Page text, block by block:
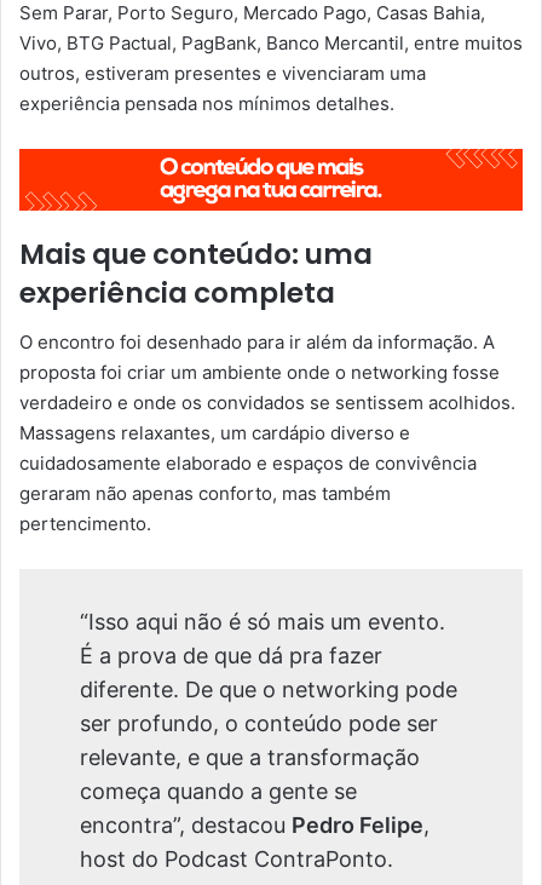
Sem Parar, Porto Seguro, Mercado Pago, Casas Bahia,
Vivo, BTG Pactual, PagBank, Banco Mercantil, entre muitos
outros, estiveram presentes e vivenciaram uma
experiência pensada nos mínimos detalhes.
Mais que conteúdo: uma
experiência completa
O encontro foi desenhado para ir além da informação. A
proposta foi criar um ambiente onde o networking fosse
verdadeiro e onde os convidados se sentissem acolhidos.
Massagens relaxantes, um cardápio diverso e
cuidadosamente elaborado e espaços de convivência
geraram não apenas conforto, mas também
pertencimento.
“Isso aqui não é só mais um evento.
É a prova de que dá pra fazer
diferente. De que o networking pode
ser profundo, o conteúdo pode ser
relevante, e que a transformação
começa quando a gente se
encontra”, destacou Pedro Felipe,
host do Podcast ContraPonto.